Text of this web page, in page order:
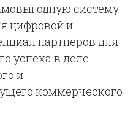
систему
цифровой и
партнеров для
успеха в деле
и
коммерческого